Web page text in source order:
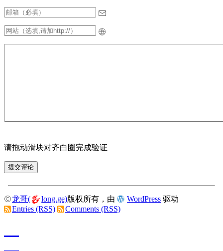
请拖动滑块对齐白圈完成验证
龙哥( long.ge)版权所有，由 WordPress 驱动
Entries (RSS)
Comments (RSS)